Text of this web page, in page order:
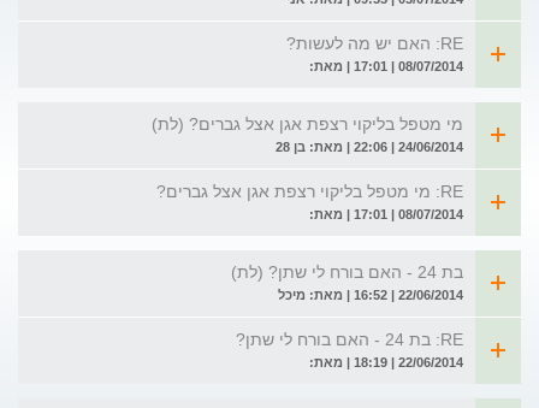
RE: האם יש מה לעשות?
08/07/2014 | 17:01 | מאת:
מי מטפל בליקוי רצפת אגן אצל גברים? (לת)
24/06/2014 | 22:06 | מאת: בן 28
RE: מי מטפל בליקוי רצפת אגן אצל גברים?
08/07/2014 | 17:01 | מאת:
בת 24 - האם בורח לי שתן? (לת)
22/06/2014 | 16:52 | מאת: מיכל
RE: בת 24 - האם בורח לי שתן?
22/06/2014 | 18:19 | מאת: